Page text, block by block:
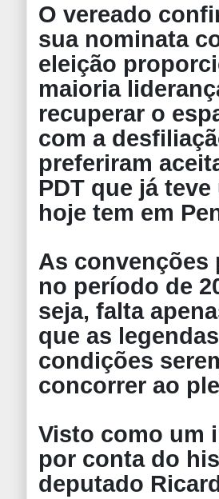
O vereado
sua nominata
eleição
maioria
recuperar o
com a
preferiram
PDT que já
hoje tem em
As convenções
no período de
seja, falta
que as
condições
concorrer ao
Visto como um
por conta do
deputado